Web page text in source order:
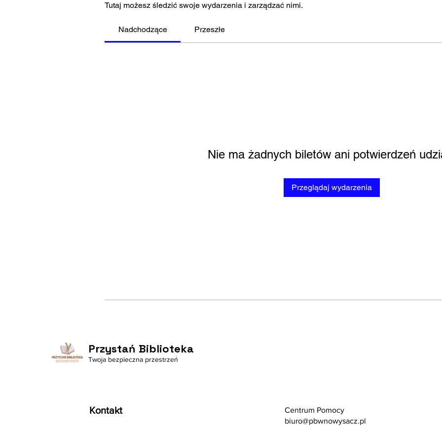
Tutaj możesz śledzić swoje wydarzenia i zarządzać nimi.
Nadchodzące Przeszłe
Nie ma żadnych biletów ani potwierdzeń
Przeglądaj wydarzenia
Przystań Biblioteka
Twoja bezpieczna przestrzeń
Kontakt
Centrum Pomocy
biuro@pbwnowysacz.pl